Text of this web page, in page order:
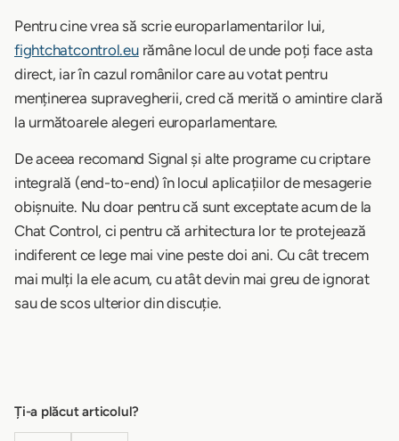
Pentru cine vrea să scrie europarlamentarilor lui,
fightchatcontrol.eurămâne locul de unde poți face asta
direct, iar în cazul românilor care au votat pentru
menținerea supravegherii, cred că merită o amintire clară
la următoarele alegeri europarlamentare.
De aceea recomand Signal și alte programe cu criptare
integrală (end-to-end) în locul aplicațiilor de mesagerie
obișnuite. Nu doar pentru că sunt exceptate acum de la
Chat Control, ci pentru că arhitectura lor te protejează
indiferent ce lege mai vine peste doi ani. Cu cât trecem
mai mulți la ele acum, cu atât devin mai greu de ignorat
sau de scos ulterior din discuție.
Ți-a plăcut articolul?